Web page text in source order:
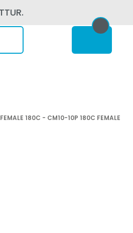
180C - CM10-10P 180C FEMALE